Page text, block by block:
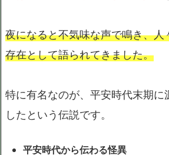
夜になると不気味な声で鳴き、人
存在として語られてきました。
特に有名なのが、平安時代末期に
したという伝説です。
平安時代から伝わる怪異